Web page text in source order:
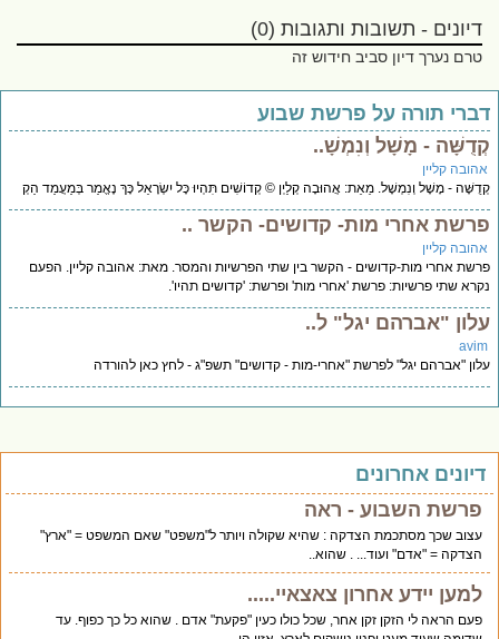
דיונים - תשובות ותגובות (0)
טרם נערך דיון סביב חידוש זה
תורה על פרשת שבוע
- מָשָׁל וְנִמְשָׁ..
קליין
- מָשָׁל וְנִמְשָׁל. מֵאֵת: אֲהוּבָה קְלַיְן © קְדוֹשִׁים תִּהְיוּ כָּל יִשְׂרָאֵל כָּךְ נֶאֱמַר בְּמַעֲמַד הַקְ
אחרי מות- קדושים- הקשר ..
קליין
אחרי מות-קדושים - הקשר בין שתי הפרשיות והמסר. מאת: אהובה קליין. הפעם
שתי פרשיות: פרשת 'אחרי מות' ופרשת: 'קדושים תהיו'.
"אברהם יגל" ל..
"אברהם יגל" לפרשת "אחרי-מות - קדושים" תשפ"ג - לחץ כאן להורדה
אחרונים
פרשת השבוע - ראה
עצוב שכך מסתכמת הצדקה : שהיא שקולה ויותר ל"משפט" שאם המשפט = "ארץ"
הצדקה = "אדם" ועוד... . שהוא..
למען יידע אחרון צאצאיי.....
פעם הראה לי הזקן זקן אחר, שכל כולו כעין "פקעת" אדם . שהוא כל כך כפוף. עד